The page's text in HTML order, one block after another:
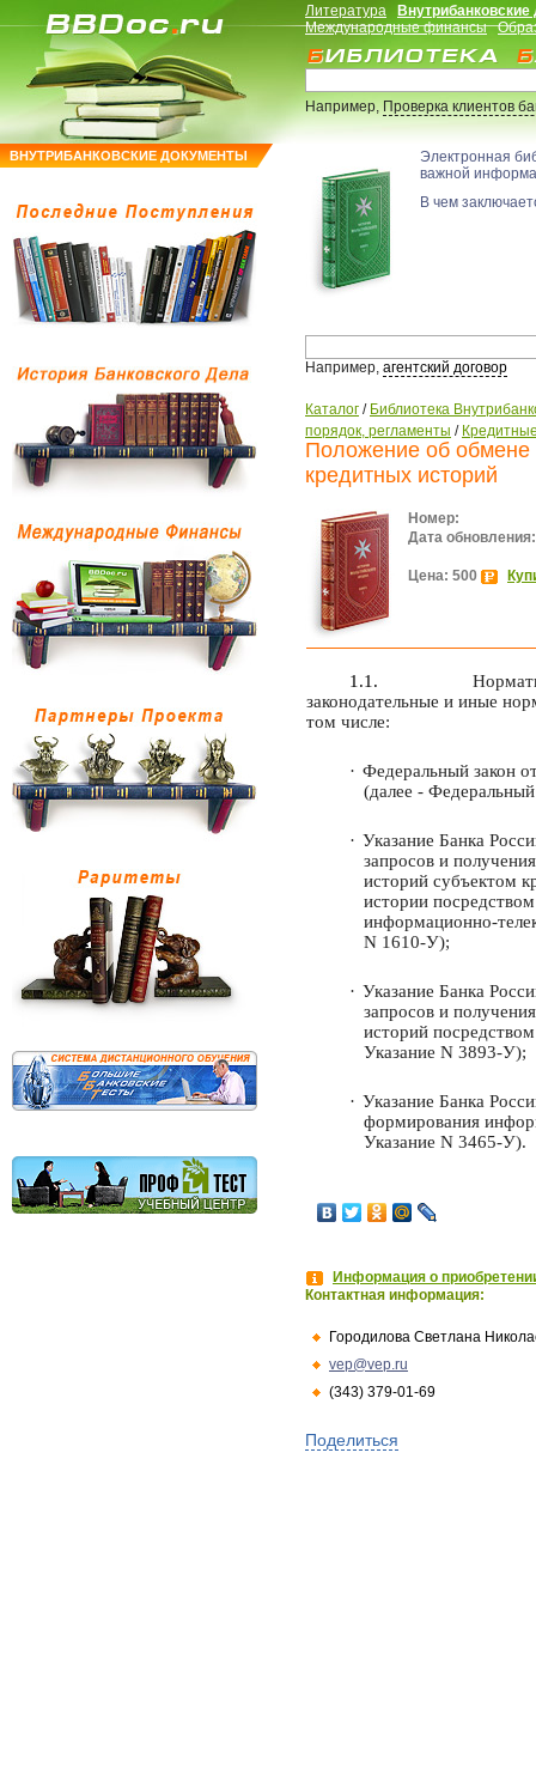
ВНУТРИБАНКОВСКИЕ ДОКУМЕНТЫ
Литература
Международные финансы
Например,Проверка клиентов
Электронная
важной
В чем
Например, агентский договор
Каталог / Библиотека
порядок, регламенты /
Положение об
кредитных историй
Номер:
Дата обновления:
Цена: 500
1.1.
законодательные и иные
том числе:
· Федеральный закон
(далее -
· Указание Банка
запросов и
историй субъектом
истории
информационно-
N 1610-У);
· Указание Банка
запросов и
историй
Указание N 3893-У);
· Указание Банка
формирования
Указание N 3465-У).
Информация о
Контактная информация:
Городилова Светлана
vep@vep.ru
(343) 379-01-69
Поделиться